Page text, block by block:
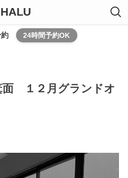
HALU
24時間予約OK
面 １２月グランドオ